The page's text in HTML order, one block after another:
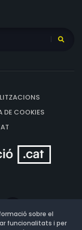
DE COOKIES
sobre el
funcionalitats i per